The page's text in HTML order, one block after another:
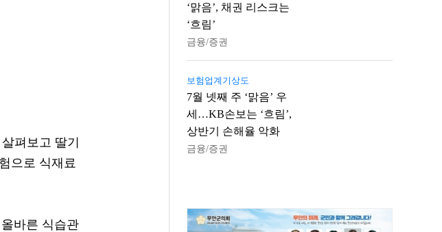
펴보고 딸기
으로 식재료
바른 식습관
‘맑음’, 채권 리스크는
‘흐림’
금융/증권
보험업계기상도
7월 넷째 주 ‘맑음’ 우
세…KB손보는 ‘흐림’,
상반기 손해율 악화
금융/증권